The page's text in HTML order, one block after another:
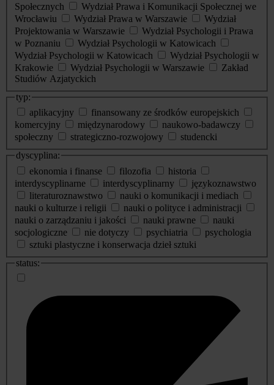
Społecznych
Wydział Prawa i Komunikacji Społecznej we
Wrocławiu
Wydział Prawa w Warszawie
Wydział
Projektowania w Warszawie
Wydział Psychologii i Prawa
w Poznaniu
Wydział Psychologii w Katowicach
Wydział Psychologii w Katowicach
Wydział Psychologii w
Krakowie
Wydział Psychologii w Warszawie
Zakład
Studiów Azjatyckich
typ:
aplikacyjny
finansowany ze środków europejskich
komercyjny
międzynarodowy
naukowo-badawczy
społeczny
strategiczno-rozwojowy
studencki
dyscyplina:
ekonomia i finanse
filozofia
historia
interdyscyplinarne
interdyscyplinarny
językoznawstwo
literaturoznawstwo
nauki o komunikacji i mediach
nauki o kulturze i religii
nauki o polityce i administracji
nauki o zarządzaniu i jakości
nauki prawne
nauki
socjologiczne
nie dotyczy psychiatria
psychologia
sztuki plastyczne i konserwacja dzieł sztuki
status: